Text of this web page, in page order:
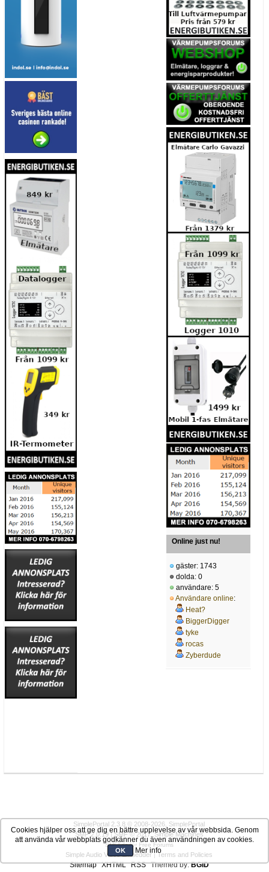
Online just nu!
gäster: 1743
dolda: 0
användare: 5
Användare online:
Heat?
BiggerDigger
tyke
rocas
Zyberdude
SimplePortal 2.3.8 © 2008-2026, SimplePortal
SMF 2.0.19|SMF © 2017,Simple Machines
SMFAdsfor Free Forums
Simple Audio Video Embedder|Terms and Policies
Sitemap XHTML RSS Themed by:BGID
Cookies hjälper oss att ge dig en bättre upplevelse av vår webbsida. Genom
att använda vår webbplats godkänner du även användningen av cookies.
OK Mer info